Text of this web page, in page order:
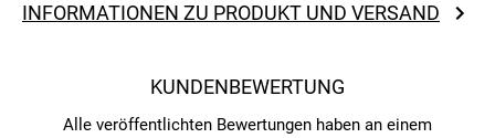
INFORMATIONEN ZU PRODUKT UND VERSAND
KUNDENBEWERTUNG
Alle veröffentlichten Bewertungen haben an einem